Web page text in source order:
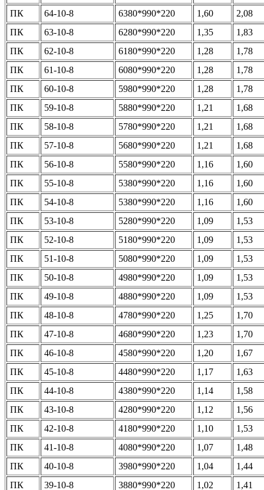
ПК
64-10-8 6380*990*220 1,60
2,08
ПК
63-10-8 6280*990*220 1,35
1,83
ПК
62-10-8 6180*990*220 1,28
1,78
ПК
61-10-8 6080*990*220 1,28
1,78
ПК
60-10-8 5980*990*220 1,28
1,78
ПК
59-10-8 5880*990*220 1,21
1,68
ПК
58-10-8 5780*990*220 1,21
1,68
ПК
57-10-8 5680*990*220 1,21
1,68
ПК
56-10-8 5580*990*220 1,16
1,60
ПК
55-10-8 5380*990*220 1,16
1,60
ПК
54-10-8 5380*990*220 1,16
1,60
ПК
53-10-8 5280*990*220 1,09
1,53
ПК
52-10-8 5180*990*220 1,09
1,53
ПК
51-10-8 5080*990*220 1,09
1,53
ПК
50-10-8 4980*990*220 1,09
1,53
ПК
49-10-8 4880*990*220 1,09
1,53
ПК
48-10-8 4780*990*220 1,25
1,70
ПК
47-10-8 4680*990*220 1,23
1,70
ПК
46-10-8 4580*990*220 1,20
1,67
ПК
45-10-8 4480*990*220 1,17
1,63
ПК
44-10-8 4380*990*220 1,14
1,58
ПК
43-10-8 4280*990*220 1,12
1,56
ПК
42-10-8 4180*990*220 1,10
1,53
ПК
41-10-8 4080*990*220 1,07
1,48
ПК
40-10-8 3980*990*220 1,04
1,44
ПК
39-10-8 3880*990*220 1,02
1,41